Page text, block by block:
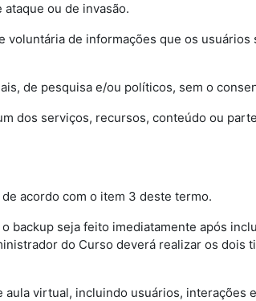
ou de invasão.
de informações que os
de pesquisa e/ou políticos, sem o
dos serviços, recursos, conteúdo ou
acordo com o item 3 deste termo.
backup seja feito imediatamente após
do Curso deverá realizar os dois
aula virtual, incluindo usuários,